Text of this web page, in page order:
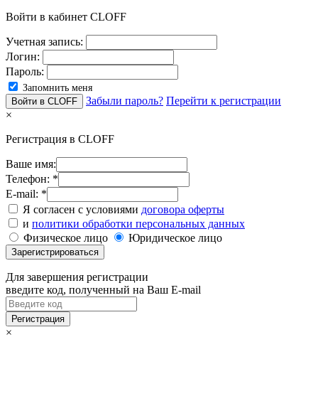
Войти в кабинет CLOFF
Учетная запись:
Логин:
Пароль:
Запомнить меня
Забыли пароль? Перейти к регистрации
×
Регистрация в CLOFF
Ваше имя:
Телефон: *
E-mail: *
Я согласен с условиями договора оферты
и политики обработки персональных данных
Физическое лицо
Юридическое лицо
Для завершения регистрации
введите код, полученный на Ваш E-mail
×